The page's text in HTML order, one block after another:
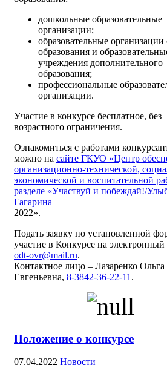
дошкольные образовательные
организации;
образовательные
образования и
учреждения дополнительного
образования;
профессиональные
организации.
Участие в конкурсе бесплатное, без
возрастного ограничения.
Ознакомиться с работами
можно на сайте ГКУО «Центр
организационно-технической,
экономической и воспитательной
разделе «Участвуй и побеждай!/
Гагарина
2022».
Подать заявку по установленной
участие в Конкурсе на электронный
odt-ovr@mail.ru.
Контактное лицо – Лазаренко Ольга
Евгеньевна, 8-3842-36-22-11 .
Положение о конкурсе
07.04.2022 Новости